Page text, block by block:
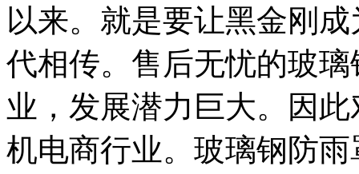
以来。就是要让黑金刚
代相传。售后无忧的玻
业，发展潜力巨大。因
机电商行业。玻璃钢防